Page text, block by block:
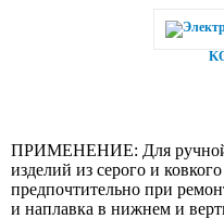
ПРИМЕНЕНИЕ: Для
изделий из серого и
предпочтительно при
и наплавка в нижнем и